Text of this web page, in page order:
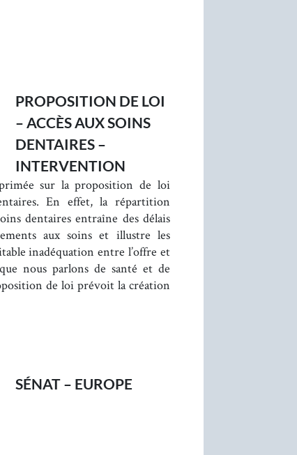
PROPOSITION DE LOI
– ACCÈS AUX SOINS
DENTAIRES –
INTERVENTION
sur la proposition de loi
En effet, la répartition
dentaires entraîne des délais
aux soins et illustre les
inadéquation entre l’offre et
nous parlons de santé et de
de loi prévoit la création
SÉNAT – EUROPE